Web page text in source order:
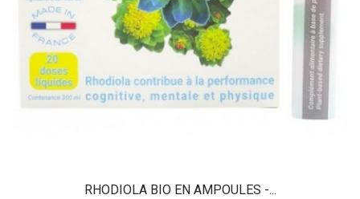
RHODIOLA BIO EN AMPOULES -...